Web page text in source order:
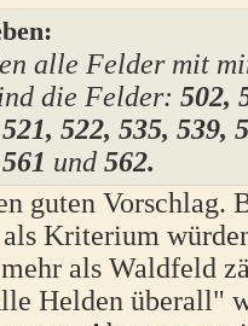
alle Felder mit
die Felder: 502,
522, 535, 539,
und 562.
guten Vorschlag.
Kriterium
als Waldfeld
Helden überall"